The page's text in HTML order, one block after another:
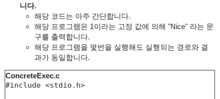
니다.
해당 코드는 아주 간단합니다.
해당 프로그램은 1이라는 고정 값에 의해 "Nice" 라는 문
구를 출력합니다.
해당 프로그램을 몇번을 실행해도 실행되는 경로와 결
과가 동일합니다.
ConcreteExec.c
#include <stdio.h>